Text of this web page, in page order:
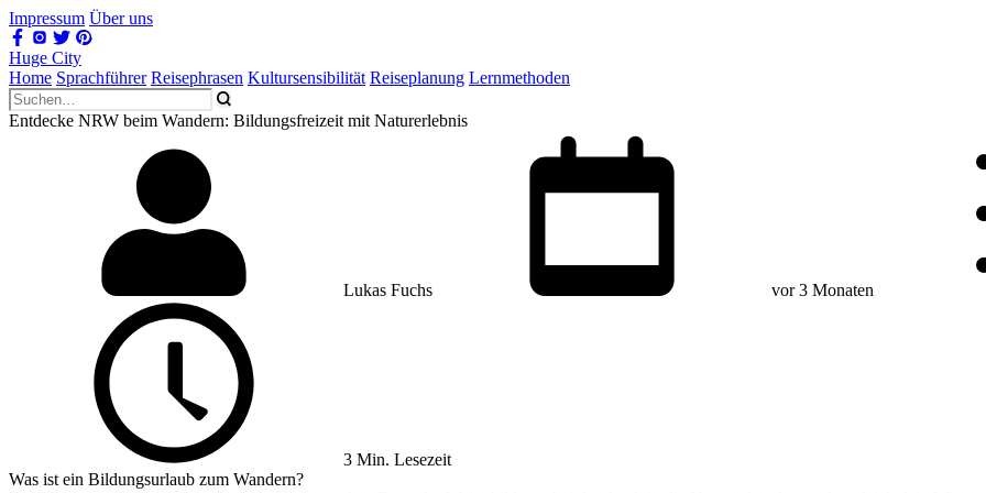
Impressum Über uns
Huge City
Home Sprachführer Reisephrasen Kultursensibilität Reiseplanung Lernmethoden
Entdecke NRW beim Wandern: Bildungsfreizeit mit Naturerlebnis
Lukas Fuchs vor 3 Monaten
3 Min. Lesezeit
Was ist ein Bildungsurlaub zum Wandern?